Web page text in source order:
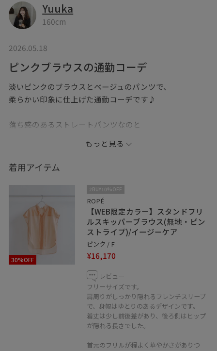
Yuuka
160cm
2026.05.18
ピンクブラウスの通勤コーデ
淡いピンクのブラウスとベージュのパンツで、
柔らかい印象に仕上げた通勤コーデです♪
落ち感のあるストレートパンツなのと
ブラウスをインしなくてもバランスよく着用できます◎
※記載の無いアイテムは私物です。
※店頭及び屋外での撮影画像は、光の当たり具合で色味
が異なって見える場合がございます。
商品の色味はスタジオ撮影の画像をご参照下さい。
インスタも日々更新してます！ お気軽にフォローお願い
します♡ Instagram →@yuuka_rope
♡ボタンを押してお気に入り！ お気に入りしていただく
と、気になったコーディネートや商品がチェックしやす
くなります。 スタッフのフォローもあわせてご利用くだ
もっと見る
着用アイテム
30%OFF
2BUY10%OFF
ROPÉ
【WEB限定カラー】スタンドフリ
ルスキッパーブラウス(無地・ピン
ストライプ)/イージーケア
ピンク / F
¥16,170
レビュー
フリーサイズです。
肩周りがしっかり隠れるフレンチスリーブ
で、身幅はゆとりのあるデザインです。
着丈は少し前後差があり、後ろ側はヒップ
が隠れる長さでした。
首元のフリルが程よく華やかさがありつ